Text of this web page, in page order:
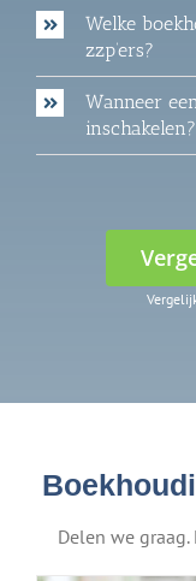
Welke
zzp’ers?
Wanneer
inschakelen?
Delen we graag.